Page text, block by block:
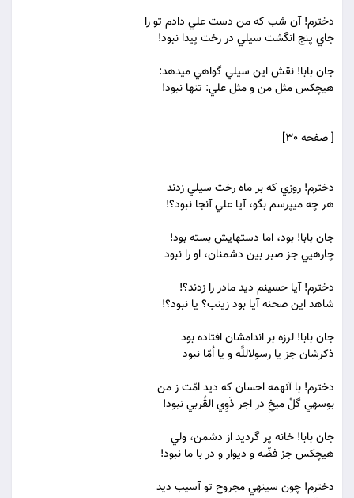
دخترم! آن شب که من دست علي دادم تو را
جاي پنج انگشت سيلي در رخت پيدا نبود!
جان بابا! نقش اين سيلي گواهي مي‏دهد:
هيچکس مثل من و مثل علي: تنها نبود!
[ صفحه 30]
دخترم! روزي که بر ماه رخت سيلي زدند
هر چه مي‏پرسم بگو، آيا علي آنجا نبود؟!
جان بابا! بود، اما دستهايش بسته بود!
چاره‏يي جز صبر بين دشمنان، او را نبود
دخترم! آيا حسينم ديد مادر را زدند؟!
شاهد اين صحنه آيا بود زينب؟ يا نبود؟!
جان بابا! لرزه بر اندامشان افتاده بود
ذکرشان جز يا رسول‏اللَّه و يا اُمّا نبود
دخترم! با آنهمه احسان که ديد امّت ز من
بوسه‏ي گلْ ميخِ در اجر ذَوِي القُربي نبود!
جان بابا! خانه پر گرديد از دشمن، ولي
هيچکس جز فضّه و ديوار و در با ما نبود!
دخترم! چون سينه‏ي مجروح تو آسيب ديد